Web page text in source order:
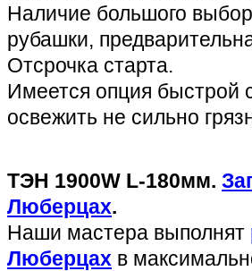
Наличие большого
рубашки,
Отсрочка старта.
Имеется опция быстрой
освежить не сильно
ТЭН 1900W L-180мм.
Люберцах.
Наши мастера выполнят
Люберцах в